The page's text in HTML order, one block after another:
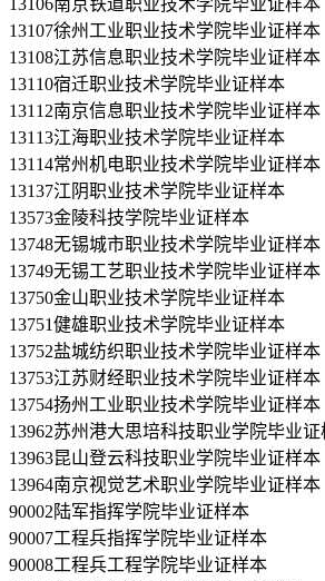
13106南京铁道职业技术学院毕业证样本
13107徐州工业职业技术学院毕业证样本
13108江苏信息职业技术学院毕业证样本
13110宿迁职业技术学院毕业证样本
13112南京信息职业技术学院毕业证样本
13113江海职业技术学院毕业证样本
13114常州机电职业技术学院毕业证样本
13137江阴职业技术学院毕业证样本
13573金陵科技学院毕业证样本
13748无锡城市职业技术学院毕业证样本
13749无锡工艺职业技术学院毕业证样本
13750金山职业技术学院毕业证样本
13751健雄职业技术学院毕业证样本
13752盐城纺织职业技术学院毕业证样本
13753江苏财经职业技术学院毕业证样本
13754扬州工业职业技术学院毕业证样本
13962苏州港大思培科技职业学院毕业证
13963昆山登云科技职业学院毕业证样本
13964南京视觉艺术职业学院毕业证样本
90002陆军指挥学院毕业证样本
90007工程兵指挥学院毕业证样本
90008工程兵工程学院毕业证样本